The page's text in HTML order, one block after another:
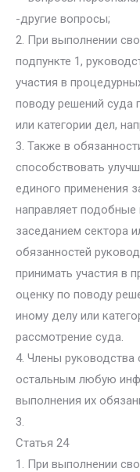
-другие вопросы;
2. При выполнении
подпункте 1,
участия в
поводу решений суда
или категории дел,
3. Также в
способствовать
единого применения
направляет
заседанием сектора
обязанностей
принимать участия в
оценку по поводу
иному делу или
рассмотрение суда.
4. Члены руководства
остальным любую
выполнения их
3.
Статья 24
1. При выполнении